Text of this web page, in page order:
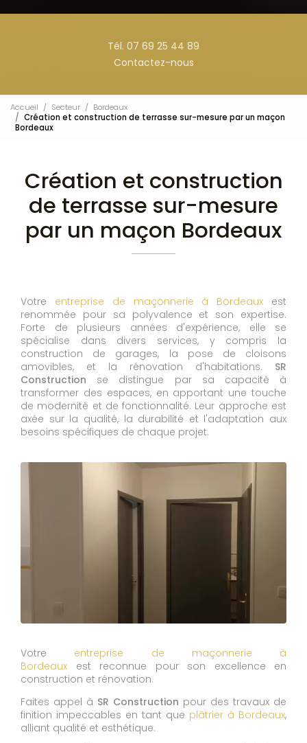
Tél. 07 69 25 44 89
Contactez-nous
Accueil Secteur
Bordeaux
Création et construction de terrasse sur-mesure par un maçon
Bordeaux
Création et construction
de terrasse sur-mesure
par un maçon Bordeaux
Votre entreprise de maçonnerie à Bordeaux est
renommée pour sa polyvalence et son expertise.
Forte de plusieurs années d'expérience, elle se
spécialise dans divers services, y compris la
construction de garages, la pose de cloisons
amovibles, et la rénovation d'habitations. SR
Construction se distingue par sa capacité à
transformer des espaces, en apportant une touche
de modernité et de fonctionnalité. Leur approche est
axée sur la qualité, la durabilité et l'adaptation aux
besoins spécifiques de chaque projet.
Votre entreprise de maçonnerie à
Bordeaux est reconnue pour son excellence en
construction et rénovation.
Faites appel à SR Construction pour des travaux de
finition impeccables en tant que plâtrier à Bordeaux,
alliant qualité et esthétique.